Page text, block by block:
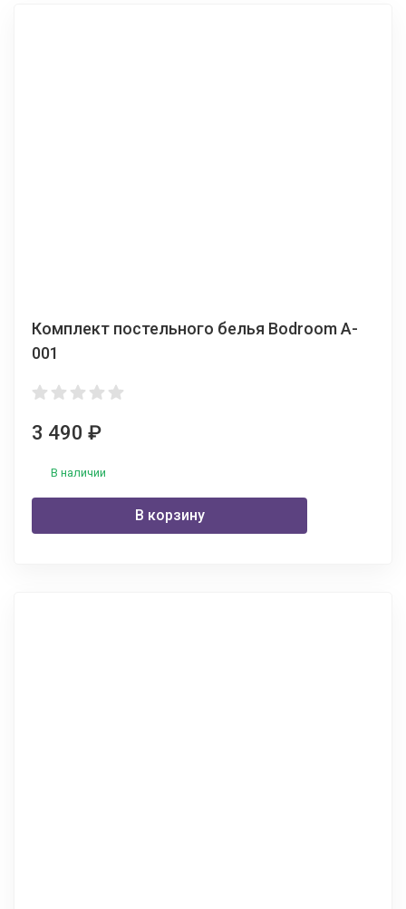
Комплект постельного белья Bodroom A-
001
3 490 ₽
В наличии
В корзину